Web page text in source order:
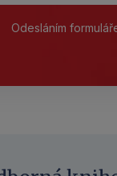
Odesláním